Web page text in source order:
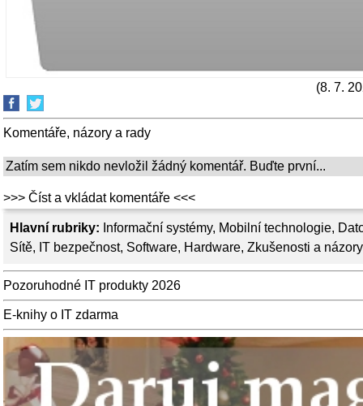
Hlavní rubriky: Informační systémy, Mobilní technologie,
Sítě, IT bezpečnost, Software, Hardware, Zkušenosti a názory
Pozoruhodné IT produkty 2026
E-knihy o IT zdarma
(8. 7.
Komentáře, názory a rady
Zatím sem nikdo nevložil žádný komentář. Buďte první...
>>> Číst a vkládat komentáře <<<